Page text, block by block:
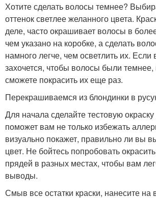
Хотите сделать волосы темнее?
оттенок светлее желанного цвета.
деле, часто окрашивает волосы в
чем указано на коробке, а сделать
намного легче, чем осветлить их.
захочется, чтобы волосы были темнее,
сможете покрасить их еще раз.
Перекрашиваемся из блондинки в
Для начала сделайте тестовую
поможет вам не только избежать
визуально покажет, правильно ли вы
цвет. Не бойтесь попробовать
прядей в разных местах, чтобы вам
выводы.
Смыв все остатки краски, нанесите на